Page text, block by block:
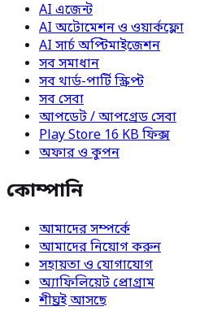
AI এজেন্ট
AI অটোমেশন ও ওয়ার্কফ্লো
AI সার্চ অপ্টিমাইজেশন
সব সমাধান
সব থার্ড-পার্টি স্ক্রিপ্ট
সব সেবা
আপডেট / আপগ্রেড সেবা
Play Store 16 KB ফিক্স
অফার ও কুপন
কোম্পানি
আমাদের সম্পর্কে
আমাদের নিয়োগ করুন
সহায়তা ও যোগাযোগ
অ্যাফিলিয়েট প্রোগ্রাম
শীঘ্রই আসছে